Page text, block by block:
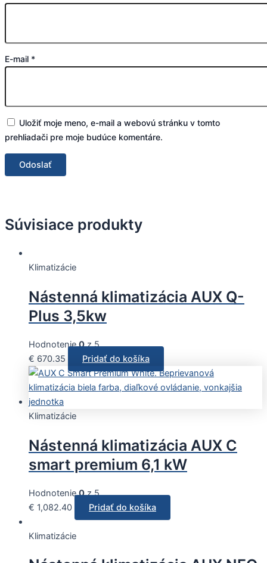
E-mail *
Uložiť moje meno, e-mail a webovú stránku v tomto
prehliadači pre moje budúce komentáre.
Súvisiace produkty
Klimatizácie
Nástenná klimatizácia AUX Q-
Plus 3,5kw
Hodnotenie0z 5
€ 670.35 Pridať do košíka
Klimatizácie
Nástenná klimatizácia AUX C
smart premium 6,1 kW
Hodnotenie0z 5
€ 1,082.40 Pridať do košíka
Klimatizácie